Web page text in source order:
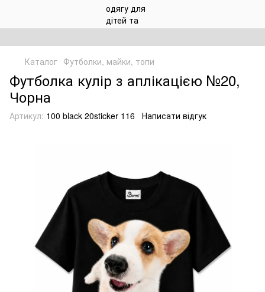
Каталог Футболки, майки, топи
Футболка кулір з аплікацією №20,
Чорна
Артикул: 100 black 20sticker 116 Написати відгук